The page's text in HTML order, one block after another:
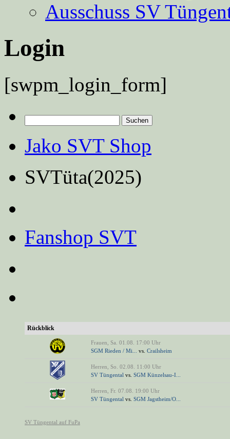
Ausschuss SV
Login
[swpm_login_form]
nach:
Jako SVT Shop
SVTüta(2025)
Fanshop SVT